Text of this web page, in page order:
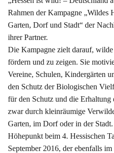
Rahmen der Kampagne „Wildes
Garten, Dorf und Stadt“ der
ihrer Partner.
Die Kampagne zielt darauf,
fördern und zu zeigen. Sie
Vereine, Schulen, Kindergärten
den Schutz der Biologischen
für den Schutz und die Erhaltung
zwar durch kleinräumige
Garten, im Dorf oder in der
Höhepunkt beim 4. Hessischen
September 2016, der ebenfalls